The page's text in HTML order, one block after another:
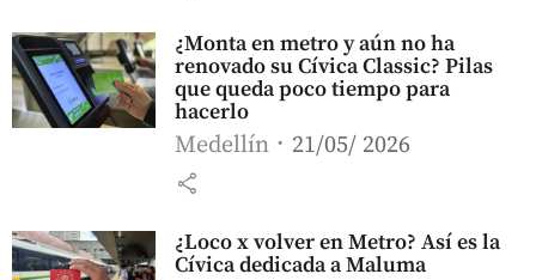
¿Monta en metro y aún no ha
renovado su Cívica Classic? Pilas
que queda poco tiempo para
hacerlo
Medellín 21/05/ 2026
share
¿Loco x volver en Metro? Así es la
Cívica dedicada a Maluma